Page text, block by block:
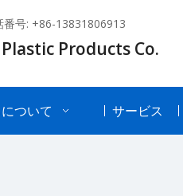
番号: +86-13831806913
Products Co.
ついて サービス